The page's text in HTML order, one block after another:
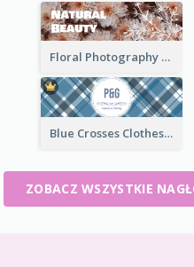
Floral Photography Twitter Header
Blue Crosses Clothes Store Twitter Header
ZOBACZ WSZYSTKIE